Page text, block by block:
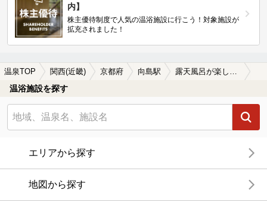
内】
株主優待制度で人気の温浴施設に行こう！対象施設が
拡充されました！
温泉TOP 関西(近畿) 京都府 向島駅
温浴施設を探す
エリアから探す
地図から探す